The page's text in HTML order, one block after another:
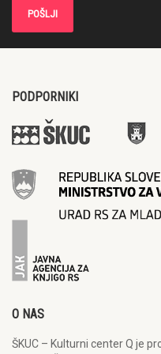
PODPORNIKI
O NAS
ŠKUC – Kulturni center Q je